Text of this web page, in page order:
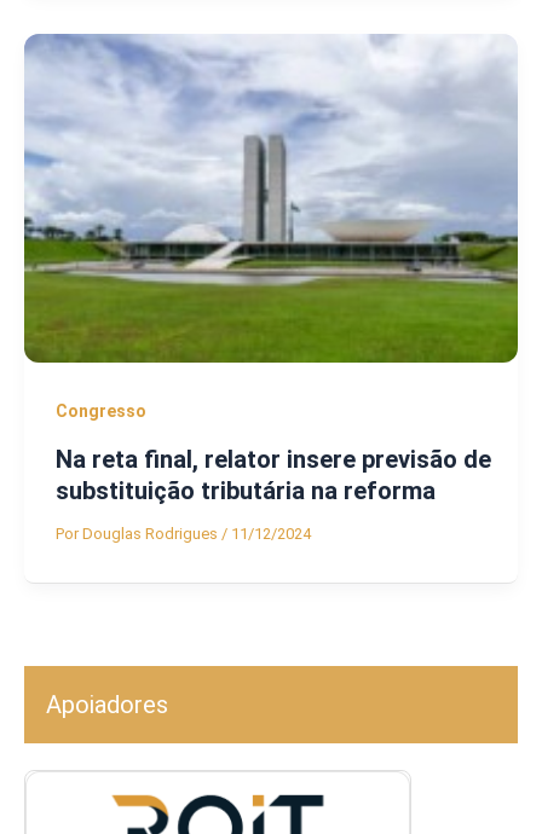
Congresso
Na reta final, relator insere previsão de
substituição tributária na reforma
PorDouglas Rodrigues / 11/12/2024
Apoiadores